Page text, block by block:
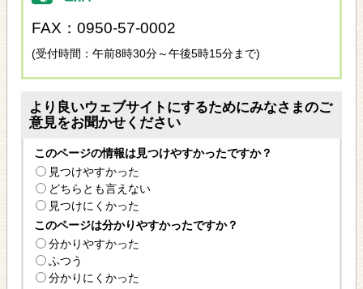
FAX：0950-57-0002
(受付時間：午前8時30分～午後5時15分まで)
より良いウェブサイトにするためにみなさまのご
意見をお聞かせください
このページの情報は見つけやすかったですか？
見つけやすかった
どちらとも言えない
見つけにくかった
このページは分かりやすかったですか？
分かりやすかった
ふつう
分かりにくかった